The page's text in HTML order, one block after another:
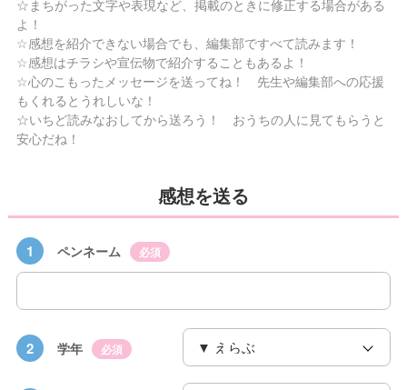
☆まちがった文字や表現など、掲載のときに修正する場合がある
よ！
☆感想を紹介できない場合でも、編集部ですべて読みます！
☆感想はチラシや宣伝物で紹介することもあるよ！
☆心のこもったメッセージを送ってね！ 先生や編集部への応援
もくれるとうれしいな！
☆いちど読みなおしてから送ろう！ おうちの人に見てもらうと
安心だね！
感想を送る
1 ペンネーム 必須
2 学年 必須